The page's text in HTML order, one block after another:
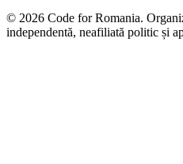
© 2026 Code for Romania.
independentă, neafiliată politic și